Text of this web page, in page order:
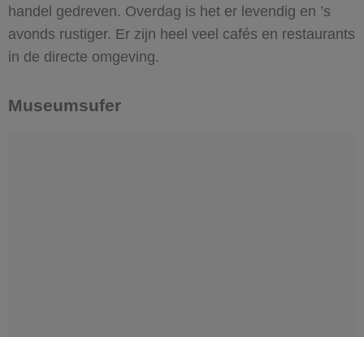
handel gedreven. Overdag is het er levendig en ’s
avonds rustiger. Er zijn heel veel cafés en restaurants
in de directe omgeving.
Museumsufer